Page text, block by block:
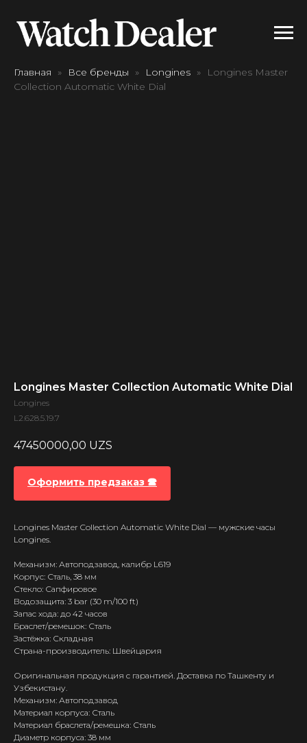
Главная Все бренды Longines
Longines Master
Collection Automatic White Dial
Longines Master Collection Automatic White Dial
Longines
L2.628.5.19.7
47450000,00 UZS
Оформить предзаказ 🕿
Longines Master Collection Automatic White Dial — мужские часы
Longines.
Механизм: Автоподзавод, калибр L619
Корпус: Сталь, 38 мм
Стекло: Сапфировое
Водозащита: 3 bar (30 m/100 ft)
Запас хода: до 42 часов
Браслет/ремешок: Сталь
Застёжка: Складная
Страна-производитель: Швейцария
Оригинальная продукция с гарантией. Доставка по Ташкенту и
Узбекистану.
Механизм: Автоподзавод
Материал корпуса: Сталь
Материал браслета/ремешка: Сталь
Диаметр корпуса: 38 мм